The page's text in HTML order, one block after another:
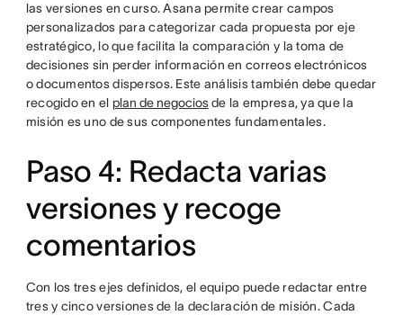
las versiones en curso. Asana permite crear campos
personalizados para categorizar cada propuesta por eje
estratégico, lo que facilita la comparación y la toma de
decisiones sin perder información en correos electrónicos
o documentos dispersos. Este análisis también debe quedar
recogido en el plan de negociosde la empresa, ya que la
misión es uno de sus componentes fundamentales.
Paso 4: Redacta varias
versiones y recoge
comentarios
Con los tres ejes definidos, el equipo puede redactar entre
tres y cinco versiones de la declaración de misión. Cada